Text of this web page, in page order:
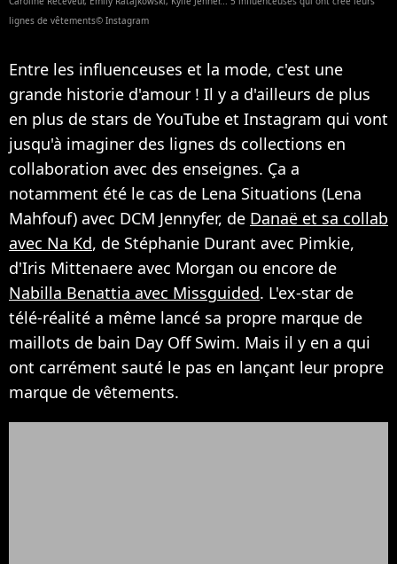
lignes de vêtements© Instagram
Entre les influenceuses et la mode, c'est une
grande historie d'amour ! Il y a d'ailleurs de plus
en plus de stars de YouTube et Instagram qui vont
jusqu'à imaginer des lignes ds collections en
collaboration avec des enseignes. Ça a
notamment été le cas de Lena Situations (Lena
Mahfouf) avec DCM Jennyfer, de Danaë et sa collab
avec Na Kd, de Stéphanie Durant avec Pimkie,
d'Iris Mittenaere avec Morgan ou encore de
Nabilla Benattia avec Missguided. L'ex-star de
télé-réalité a même lancé sa propre marque de
maillots de bain Day Off Swim. Mais il y en a qui
ont carrément sauté le pas en lançant leur propre
marque de vêtements.